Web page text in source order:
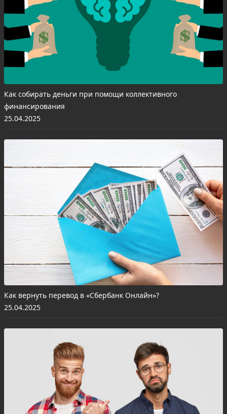
Как собирать деньги при помощи коллективного
финансирования
25.04.2025
Как вернуть перевод в «Сбербанк Онлайн»?
25.04.2025